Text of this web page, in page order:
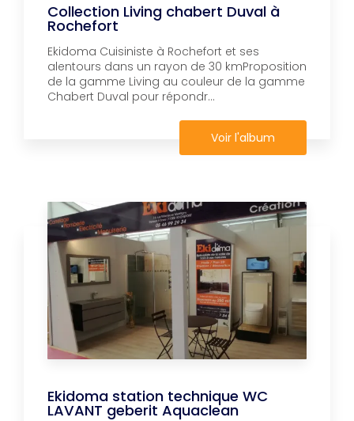
Collection Living chabert Duval à
Rochefort
Ekidoma Cuisiniste à Rochefort et ses
alentours dans un rayon de 30 kmProposition
de la gamme Living au couleur de la gamme
Chabert Duval pour répondr...
Voir l'album
Ekidoma station technique WC
LAVANT geberit Aquaclean